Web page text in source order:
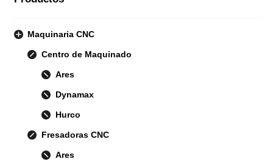
Maquinaria CNC
Centro de Maquinado
Ares
Dynamax
Hurco
Fresadoras CNC
Ares